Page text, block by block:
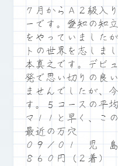
７月からＡ２級入
ーです。愛知の知
をやっていました
トの世界を志しま
本真之です。デビ
発で思い切りの良
ませんでしたが、
す。５コースの平
マ１１と早く、こ
最近の万穴
０９／０１ 児
８６０円（２着）